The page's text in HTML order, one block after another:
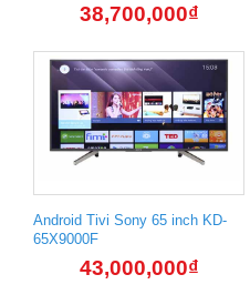
38,700,000₫
Android Tivi Sony 65 inch KD-
65X9000F
43,000,000₫